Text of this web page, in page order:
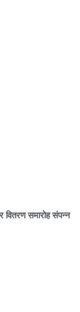
वितरण समारोह संपन्न